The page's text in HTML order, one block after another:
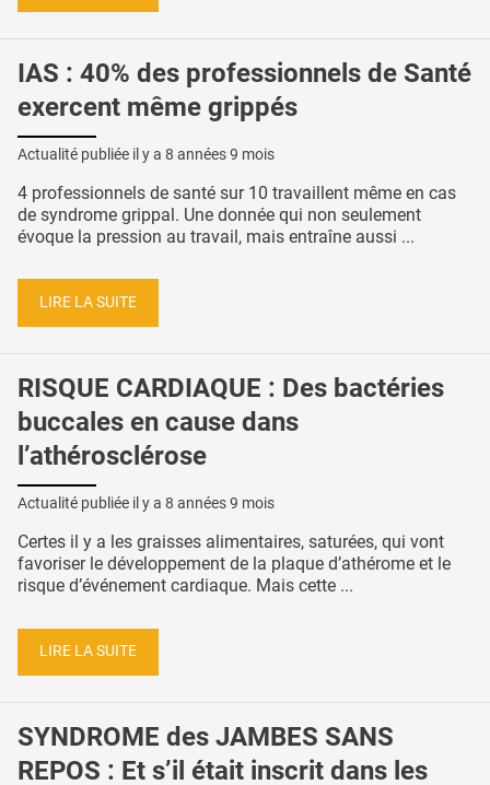
IAS : 40% des professionnels de Santé
exercent même grippés
Actualité publiée il y a 8 années 9 mois
4 professionnels de santé sur 10 travaillent même en cas
de syndrome grippal. Une donnée qui non seulement
évoque la pression au travail, mais entraîne aussi ...
LIRE LA SUITE
RISQUE CARDIAQUE : Des bactéries
buccales en cause dans
l’athérosclérose
Actualité publiée il y a 8 années 9 mois
Certes il y a les graisses alimentaires, saturées, qui vont
favoriser le développement de la plaque d’athérome et le
risque d’événement cardiaque. Mais cette ...
LIRE LA SUITE
SYNDROME des JAMBES SANS
REPOS : Et s’il était inscrit dans les